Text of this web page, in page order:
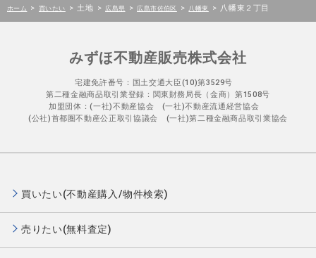
ホーム > 買いたい > 土地 > 広島県 > 広島市佐伯区 > 八幡東 > 八幡東２丁目
みずほ不動産販売株式会社
宅建免許番号：国土交通大臣(10)第3529号
第二種金融商品取引業登録：関東財務局長（金商）第1508号
加盟団体：(一社)不動産協会 (一社)不動産流通経営協会
(公社)首都圏不動産公正取引協議会 (一社)第二種金融商品取引業協会
買いたい(不動産購入/物件検索)
売りたい(無料査定)